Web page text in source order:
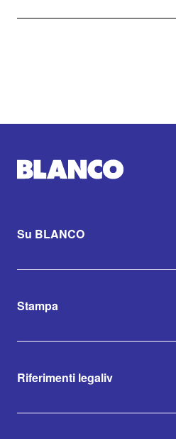
Su BLANCO
Stampa
Riferimenti legaliv